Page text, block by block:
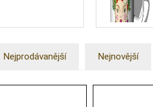
Nejprodávanější Nejnovější